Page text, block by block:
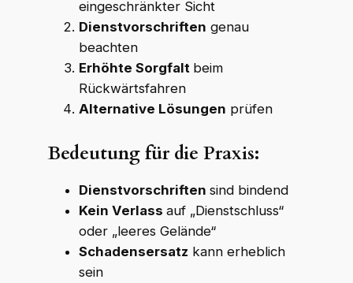
eingeschränkter Sicht
Dienstvorschriften genau
beachten
Erhöhte Sorgfalt beim
Rückwärtsfahren
Alternative Lösungen prüfen
Bedeutung für die Praxis:
Dienstvorschriften sind bindend
Kein Verlass auf „Dienstschluss“
oder „leeres Gelände“
Schadensersatz kann erheblich
sein